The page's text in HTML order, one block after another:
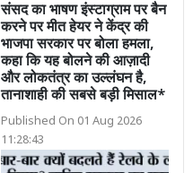
संसद का भाषण इंस्टाग्राम पर बैन
करने पर मीत हेयर ने केंद्र की
भाजपा सरकार पर बोला हमला,
कहा कि यह बोलने की आज़ादी
और लोकतंत्र का उल्लंघन है,
तानाशाही की सबसे बड़ी मिसाल*
Published On 01 Aug 2026
11:28:43